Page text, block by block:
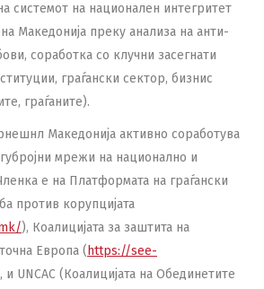
системот на национален интегритет
Македонија преку анализа на анти-
соработка со клучни засегнати
граѓански сектор, бизнис
граѓаните).
Македонија активно соработува
мрежи на национално и
е на Платформата на граѓански
против корупцијата
), Коалицијата за заштита на
Европа (https://see-
и UNCAC (Коалицијата на Обединетите